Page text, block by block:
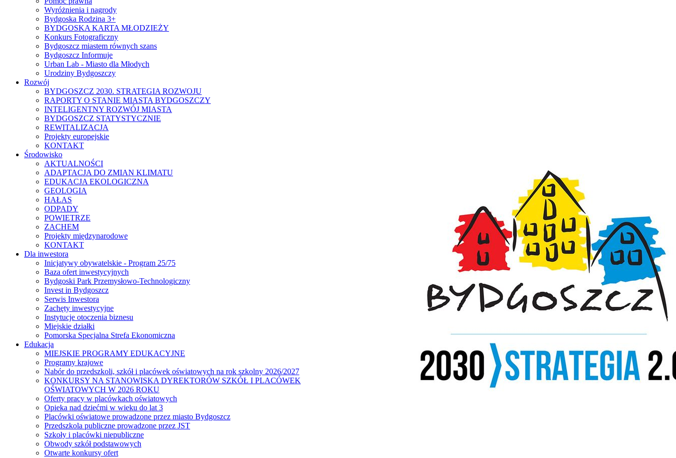
Wyróżnienia i nagrody
Bydgoska Rodzina 3+
BYDGOSKA KARTA MŁODZIEŻY
Konkurs Fotograficzny
Bydgoszcz miastem równych szans
Bydgoszcz Informuje
Urban Lab - Miasto dla Młodych
Urodziny Bydgoszczy
Rozwój
BYDGOSZCZ 2030. STRATEGIA ROZWOJU
RAPORTY O STANIE MIASTA BYDGOSZCZY
INTELIGENTNY ROZWÓJ MIASTA
BYDGOSZCZ STATYSTYCZNIE
REWITALIZACJA
Projekty europejskie
KONTAKT
Środowisko
AKTUALNOŚCI
ADAPTACJA DO ZMIAN KLIMATU
EDUKACJA EKOLOGICZNA
GEOLOGIA
HAŁAS
ODPADY
POWIETRZE
ZACHEM
Projekty międzynarodowe
KONTAKT
Dla inwestora
Inicjatywy obywatelskie - Program 25/75
Baza ofert inwestycyjnych
Bydgoski Park Przemysłowo-Technologiczny
Invest in Bydgoszcz
Serwis Inwestora
Zachęty inwestycyjne
Instytucje otoczenia biznesu
Miejskie działki
Pomorska Specjalna Strefa Ekonomiczna
Edukacja
MIEJSKIE PROGRAMY EDUKACYJNE
Programy krajowe
Nabór do przedszkoli, szkół i placówek oświatowych na rok szkolny 2026/2027
KONKURSY NA STANOWISKA DYREKTORÓW SZKÓŁ I PLACÓWEK
OŚWIATOWYCH W 2026 ROKU
Oferty pracy w placówkach oświatowych
Opieka nad dziećmi w wieku do lat 3
Placówki oświatowe prowadzone przez miasto Bydgoszcz
Przedszkola publiczne prowadzone przez JST
Szkoły i placówki niepubliczne
Obwody szkół podstawowych
Otwarte konkursy ofert